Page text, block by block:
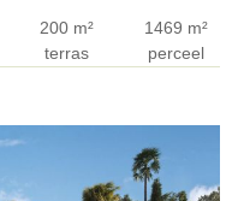
200 m²
terras
1469 m²
perceel